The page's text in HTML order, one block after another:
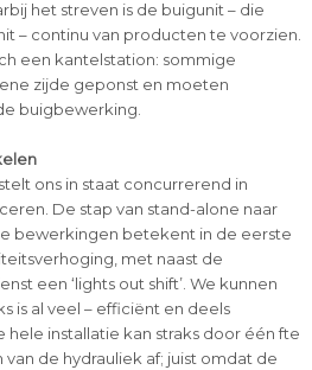
het streven is de buigunit – die
– continu van producten te voorzien.
een kantelstation: sommige
zijde geponst en moeten
buigbewerking.
ons in staat concurrerend in
De stap van stand-alone naar
bewerkingen betekent in de eerste
met naast de
een ‘lights out shift’. We kunnen
is al veel – efficiënt en deels
installatie kan straks door één fte
de hydrauliek af; juist omdat de